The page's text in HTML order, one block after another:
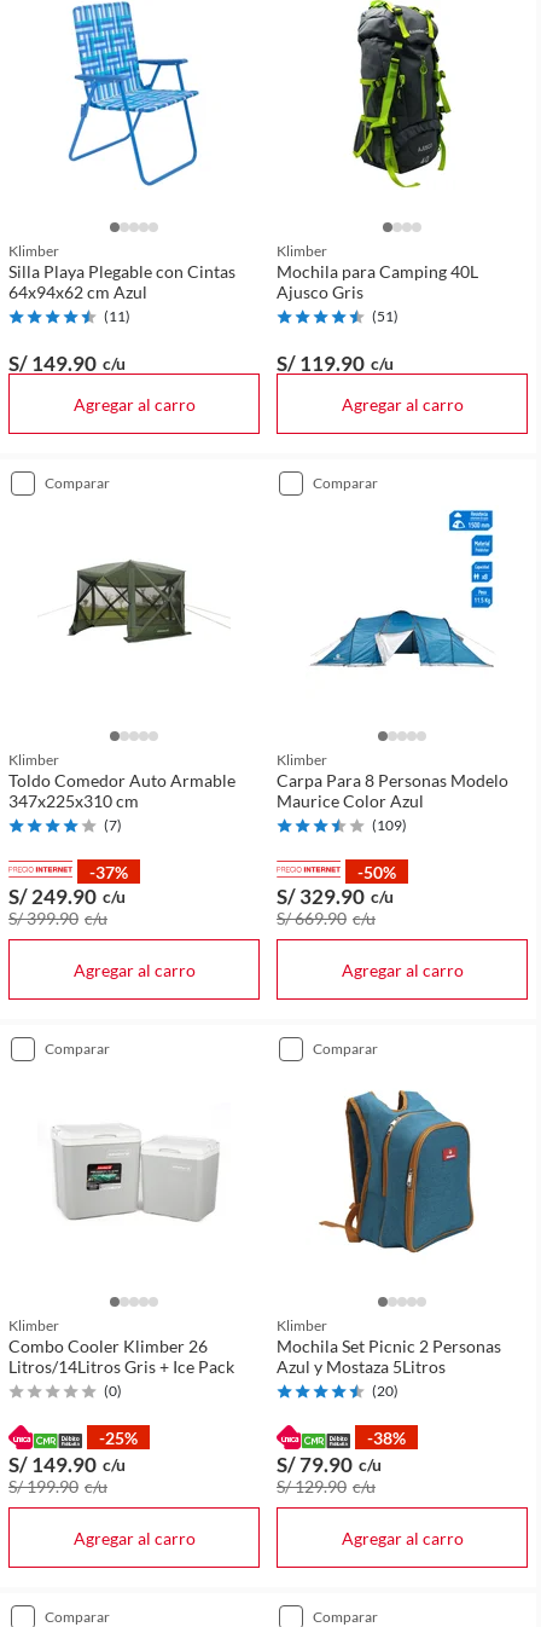
Klimber
Silla Playa Plegable con Cintas
64x94x62 cm Azul
(11)
S/ 149.90 c/u
Agregar al carro
Klimber
Mochila para Camping 40L
Ajusco Gris
(51)
S/ 119.90 c/u
Agregar al carro
comparar
Klimber
Toldo Comedor Auto Armable
347x225x310 cm
(7)
-37%
S/ 249.90 c/u
S/ 399.90 c/u
Agregar al carro
comparar
Klimber
Carpa Para 8 Personas Modelo
Maurice Color Azul
(109)
-50%
S/ 329.90 c/u
S/ 669.90 c/u
Agregar al carro
comparar
Klimber
Combo Cooler Klimber 26
Litros/14Litros Gris + Ice Pack
(0)
-25%
S/ 149.90 c/u
S/ 199.90 c/u
Agregar al carro
comparar
Klimber
Mochila Set Picnic 2 Personas
Azul y Mostaza 5Litros
(20)
-38%
S/ 79.90 c/u
S/ 129.90 c/u
Agregar al carro
comparar comparar